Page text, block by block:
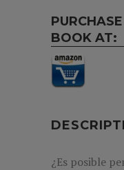
BOOK AT:
¿Es posible